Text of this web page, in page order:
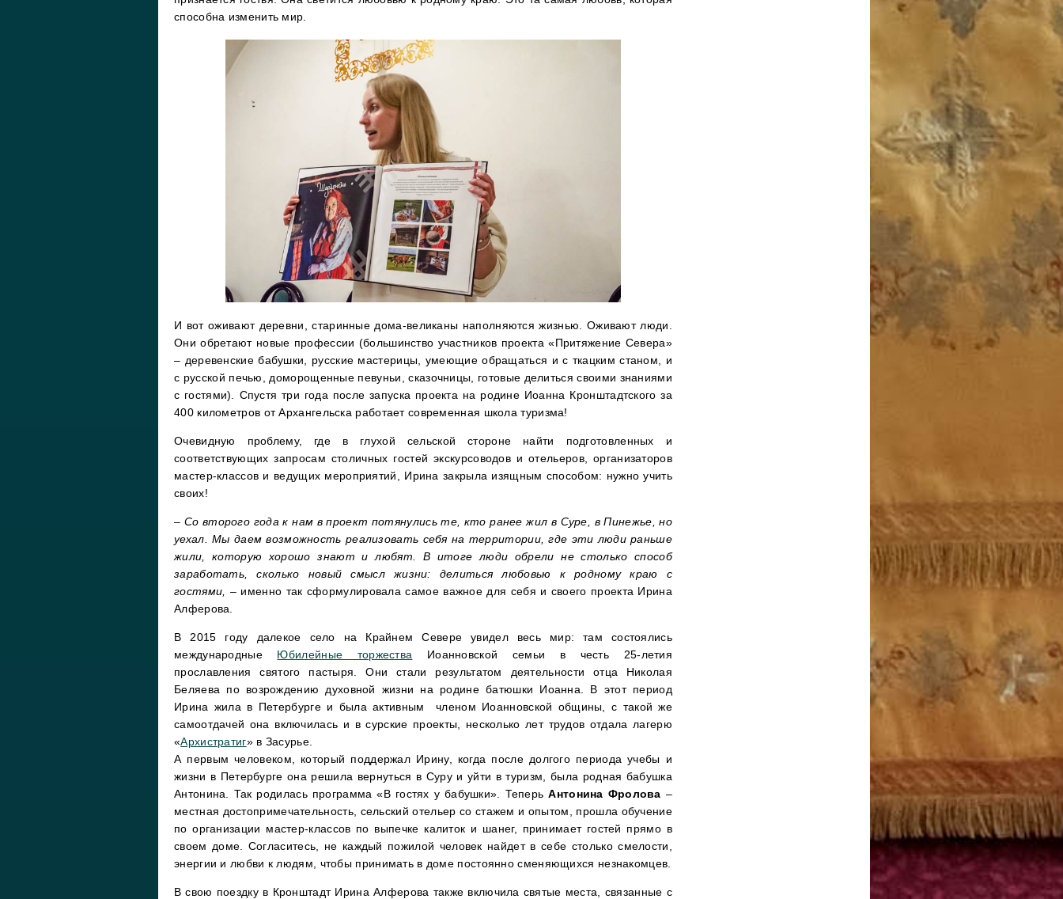
способна изменить мир.
И вот оживают деревни, старинные дома-великаны наполняются жизнью. Оживают люди.
Они обретают новые профессии (большинство участников проекта «Притяжение Севера»
– деревенские бабушки, русские мастерицы, умеющие обращаться и с ткацким станом, и
с русской печью, доморощенные певуньи, сказочницы, готовые делиться своими знаниями
с гостями). Спустя три года после запуска проекта на родине Иоанна Кронштадтского за
400 километров от Архангельска работает современная школа туризма!
Очевидную проблему, где в глухой сельской стороне найти подготовленных и
соответствующих запросам столичных гостей экскурсоводов и отельеров, организаторов
мастер-классов и ведущих мероприятий, Ирина закрыла изящным способом: нужно учить
своих!
– Со второго года к нам в проект потянулись те, кто ранее жил в Суре, в Пинежье, но
уехал. Мы даем возможность реализовать себя на территории, где эти люди раньше
жили, которую хорошо знают и любят. В итоге люди обрели не столько способ
заработать, сколько новый смысл жизни: делиться любовью к родному краю с
гостями, – именно так сформулировала самое важное для себя и своего проекта Ирина
Алферова.
В 2015 году далекое село на Крайнем Севере увидел весь мир: там состоялись
международные Юбилейные торжества Иоанновской семьи в честь 25-летия
прославления святого пастыря. Они стали результатом деятельности отца Николая
Беляева по возрождению духовной жизни на родине батюшки Иоанна. В этот период
Ирина жила в Петербурге и была активным членом Иоанновской общины, с такой же
самоотдачей она включилась и в сурские проекты, несколько лет трудов отдала лагерю
«Архистратиг» в Засурье.
А первым человеком, который поддержал Ирину, когда после долгого периода учебы и
жизни в Петербурге она решила вернуться в Суру и уйти в туризм, была родная бабушка
Антонина. Так родилась программа «В гостях у бабушки». ТеперьАнтонина Фролова –
местная достопримечательность, сельский отельер со стажем и опытом, прошла обучение
по организации мастер-классов по выпечке калиток и шанег, принимает гостей прямо в
своем доме. Согласитесь, не каждый пожилой человек найдет в себе столько смелости,
энергии и любви к людям, чтобы принимать в доме постоянно сменяющихся незнакомцев.
В свою поездку в Кронштадт Ирина Алферова также включила святые места, связанные с